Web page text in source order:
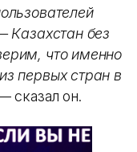
Казахстан без
что именно
первых стран в
сказал он.